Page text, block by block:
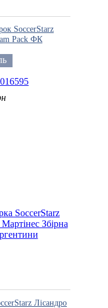
SoccerStarz
Pack ФК
Лісандро